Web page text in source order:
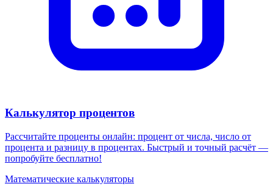
Калькулятор процентов
Рассчитайте проценты онлайн: процент от числа, число от
процента и разницу в процентах. Быстрый и точный расчёт —
попробуйте бесплатно!
Математические калькуляторы